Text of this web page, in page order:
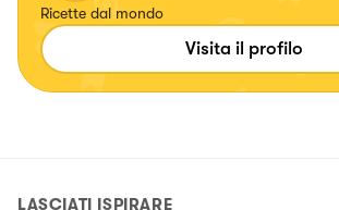
Ricette dal mondo
Visita il profilo
LASCIATI ISPIRARE